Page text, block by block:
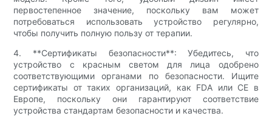
первостепенное значение, поскольку вам может
потребоваться использовать устройство регулярно,
чтобы получить полную пользу от терапии.
4. **Сертификаты безопасности**: Убедитесь, что
устройство с красным светом для лица одобрено
соответствующими органами по безопасности. Ищите
сертификаты от таких организаций, как FDA или CE в
Европе, поскольку они гарантируют соответствие
устройства стандартам безопасности и качества.